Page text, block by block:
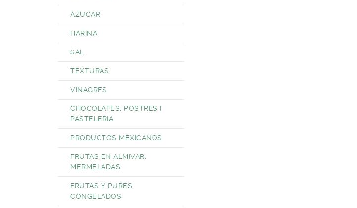
AZUCAR
HARINA
SAL
TEXTURAS
VINAGRES
CHOCOLATES, POSTRES I
PASTELERIA
PRODUCTOS MEXICANOS
FRUTAS EN ALMIVAR,
MERMELADAS
FRUTAS Y PURES
CONGELADOS